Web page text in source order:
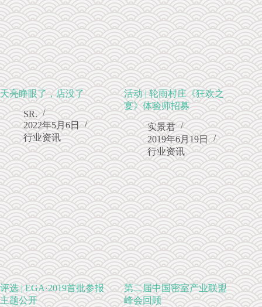
天亮睁眼了，店没了
SR.
2022年5月6日
行业资讯
活动 | 轮雨村庄《狂欢之
宴》体验师招募
实景君
2019年6月19日
行业资讯
评选 | EGA·2019首批参报
主题公开
第二届中国密室产业联盟
峰会回顾